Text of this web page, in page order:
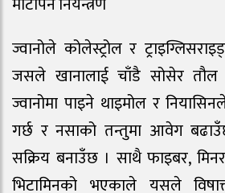
ज्वानोले कोलेस्ट्रोल र
जसले खानालाई चाँडै सोसेर तौल
ज्वानोमा पाइने थाइमोल र
गर्छ र नसाको तन्तुमा आवेग
सक्रिय बनाउँछ । साथै फाइबर,
भिटामिनको भएकाले यसले